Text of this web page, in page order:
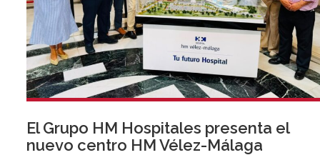
El Grupo HM Hospitales presenta el
nuevo centro HM Vélez-Málaga